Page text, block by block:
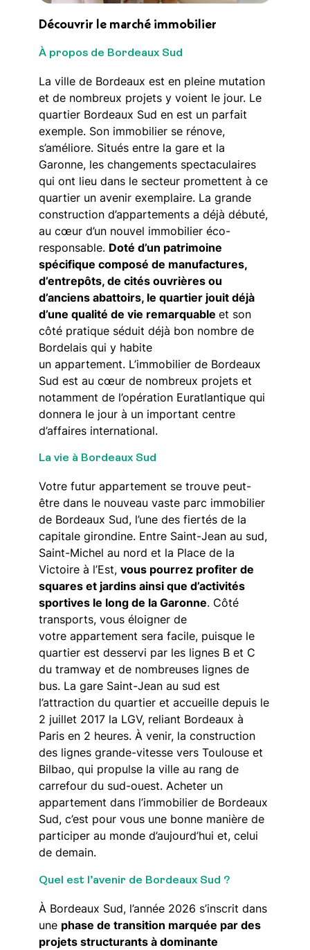
Découvrir le marché immobilier
À propos de Bordeaux Sud
La ville de Bordeaux est en pleine mutation
et de nombreux projets y voient le jour. Le
quartier Bordeaux Sud en est un parfait
exemple. Son immobilier se rénove,
s’améliore. Situés entre la gare et la
Garonne, les changements spectaculaires
qui ont lieu dans le secteur promettent à ce
quartier un avenir exemplaire. La grande
construction d’appartements a déjà débuté,
au cœur d’un nouvel immobilier éco-
responsable. Doté d’un patrimoine
spécifique composé de manufactures,
d’entrepôts, de cités ouvrières ou
d’anciens abattoirs, le quartier jouit déjà
d’une qualité de vie remarquable et son
côté pratique séduit déjà bon nombre de
Bordelais qui y habite
un appartement. L’immobilier de Bordeaux
Sud est au cœur de nombreux projets et
notamment de l’opération Euratlantique qui
donnera le jour à un important centre
d’affaires international.
La vie à Bordeaux Sud
Votre futur appartement se trouve peut-
être dans le nouveau vaste parc immobilier
de Bordeaux Sud, l’une des fiertés de la
capitale girondine. Entre Saint-Jean au sud,
Saint-Michel au nord et la Place de la
Victoire à l’Est, vous pourrez profiter de
squares et jardins ainsi que d’activités
sportives le long de la Garonne. Côté
transports, vous éloigner de
votre appartement sera facile, puisque le
quartier est desservi par les lignes B et C
du tramway et de nombreuses lignes de
bus. La gare Saint-Jean au sud est
l’attraction du quartier et accueille depuis le
2 juillet 2017 la LGV, reliant Bordeaux à
Paris en 2 heures. À venir, la construction
des lignes grande-vitesse vers Toulouse et
Bilbao, qui propulse la ville au rang de
carrefour du sud-ouest. Acheter un
appartement dans l’immobilier de Bordeaux
Sud, c’est pour vous une bonne manière de
participer au monde d’aujourd’hui et, celui
de demain.
Quel est l’avenir de Bordeaux Sud ?
À Bordeaux Sud, l’année 2026 s’inscrit dans
une phase de transition marquée par des
projets structurants à dominante